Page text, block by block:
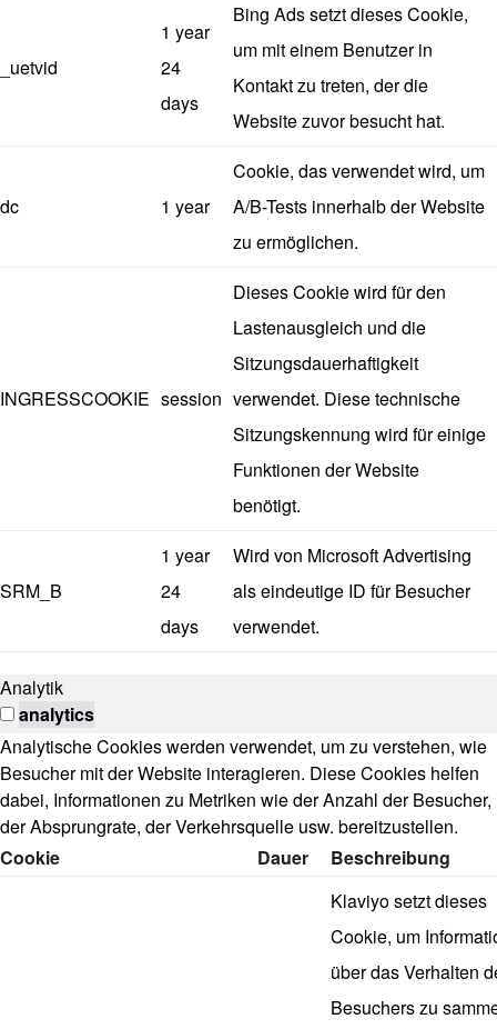
_uetvid
1 year
24
days
Bing Ads setzt dieses Cookie,
um mit einem Benutzer in
Kontakt zu treten, der die
Website zuvor besucht hat.
dc 1 year
Cookie, das verwendet wird, um
A/B-Tests innerhalb der Website
zu ermöglichen.
INGRESSCOOKIE session
Dieses Cookie wird für den
Lastenausgleich und die
Sitzungsdauerhaftigkeit
verwendet. Diese technische
Sitzungskennung wird für einige
Funktionen der Website
benötigt.
SRM_B
1 year
24
days
Wird von Microsoft Advertising
als eindeutige ID für Besucher
verwendet.
Analytik
analytics
Analytische Cookies werden verwendet, um zu verstehen, wie
Besucher mit der Website interagieren. Diese Cookies helfen
dabei, Informationen zu Metriken wie der Anzahl der Besucher,
der Absprungrate, der Verkehrsquelle usw. bereitzustellen.
Cookie
Dauer Beschreibung
Klaviyo setzt dieses
Cookie, um
über das Verhalten
Besuchers zu